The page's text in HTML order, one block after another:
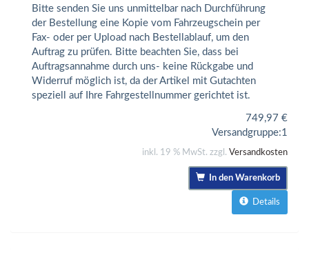
Bitte senden Sie uns unmittelbar nach Durchführung
der Bestellung eine Kopie vom Fahrzeugschein per
Fax- oder per Upload nach Bestellablauf, um den
Auftrag zu prüfen. Bitte beachten Sie, dass bei
Auftragsannahme durch uns- keine Rückgabe und
Widerruf möglich ist, da der Artikel mit Gutachten
speziell auf Ihre Fahrgestellnummer gerichtet ist.
749,97 €
Versandgruppe:1
inkl. 19 % MwSt. zzgl. Versandkosten
In den Warenkorb
Details